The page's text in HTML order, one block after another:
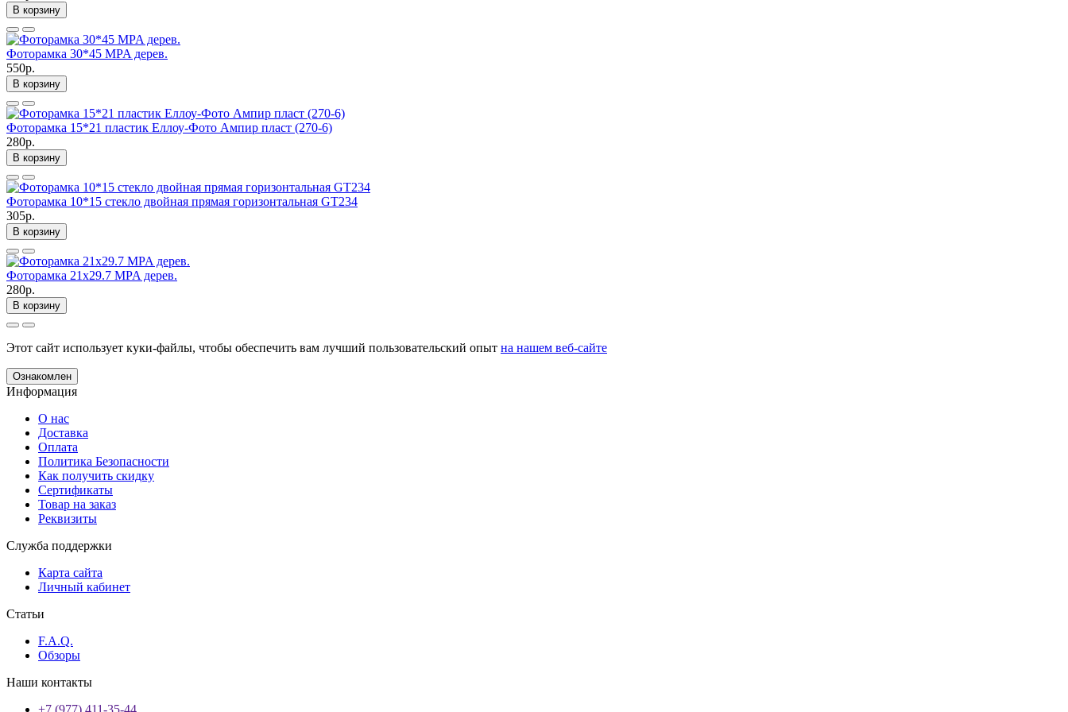
В корзину
Фоторамка 30*45 MPA дерев.
550р.
В корзину
Фоторамка 15*21 пластик Еллоу-Фото Ампир пласт (270-6)
280р.
В корзину
Фоторамка 10*15 стекло двойная прямая горизонтальная GT234
305р.
В корзину
Фоторамка 21x29.7 MPA дерев.
280р.
В корзину
Этот сайт использует куки-файлы, чтобы обеспечить вам лучший пользовательский опыт на нашем веб-сайте
Ознакомлен
Информация
О нас
Доставка
Оплата
Политика Безопасности
Как получить скидку
Сертификаты
Товар на заказ
Реквизиты
Служба поддержки
Карта сайта
Личный кабинет
Статьи
F.A.Q.
Обзоры
Наши контакты
+7 (977) 411-35-44